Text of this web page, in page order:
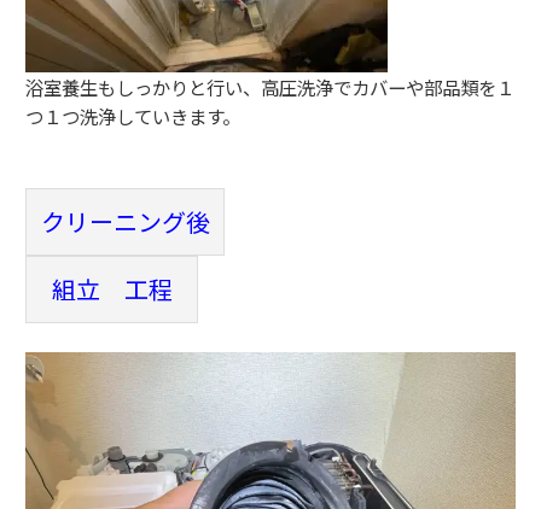
浴室養生もしっかりと行い、高圧洗浄でカバーや部品類を１
つ１つ洗浄していきます。
クリーニング後
組立 工程